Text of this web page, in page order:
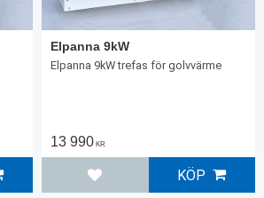
Elpanna 9kW
Elpanna 9kW trefas för golvvärme
13 990 KR
Lägg till i favoriter
KÖP